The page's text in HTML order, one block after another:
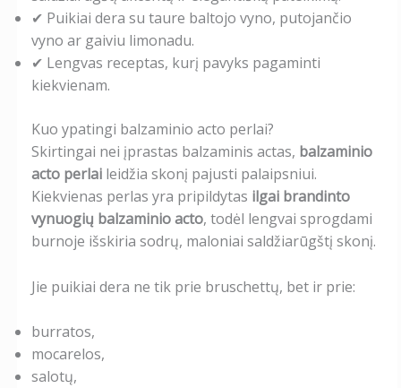
✔ Puikiai dera su taure baltojo vyno, putojančio
vyno ar gaiviu limonadu.
✔ Lengvas receptas, kurį pavyks pagaminti
kiekvienam.
Kuo ypatingi balzaminio acto perlai?
Skirtingai nei įprastas balzaminis actas, balzaminio
acto perlaileidžia skonį pajusti palaipsniui.
Kiekvienas perlas yra pripildytas ilgai brandinto
vynuogių balzaminio acto, todėl lengvai sprogdami
burnoje išskiria sodrų, maloniai saldžiarūgštį skonį.
Jie puikiai dera ne tik prie bruschettų, bet ir prie:
burratos,
mocarelos,
salotų,